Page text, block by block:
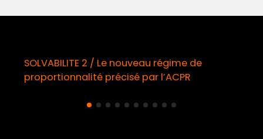
2 / Le nouveau régime de
précisé par l’ACPR